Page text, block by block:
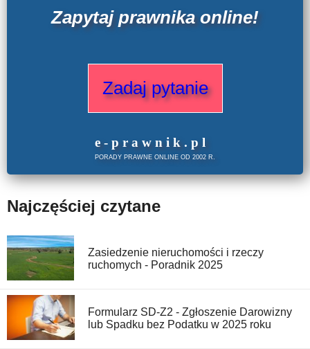
Zapytaj prawnika online!
Zadaj pytanie
e -prawnik . pl
PORADY PRAWNE ONLINE OD 2002 R.
Najczęściej czytane
Zasiedzenie nieruchomości i rzeczy
ruchomych - Poradnik 2025
Formularz SD-Z2 - Zgłoszenie Darowizny
lub Spadku bez Podatku w 2025 roku